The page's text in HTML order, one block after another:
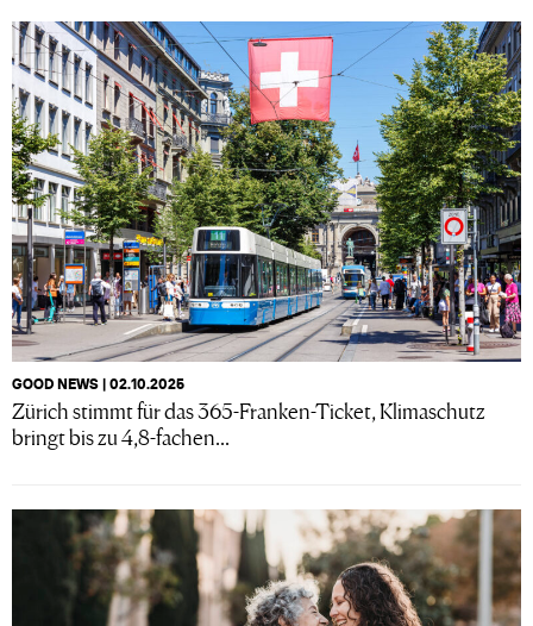
GOOD NEWS | 02.10.2025
Zürich stimmt für das 365-Franken-Ticket, Klimaschutz
bringt bis zu 4,8-fachen...